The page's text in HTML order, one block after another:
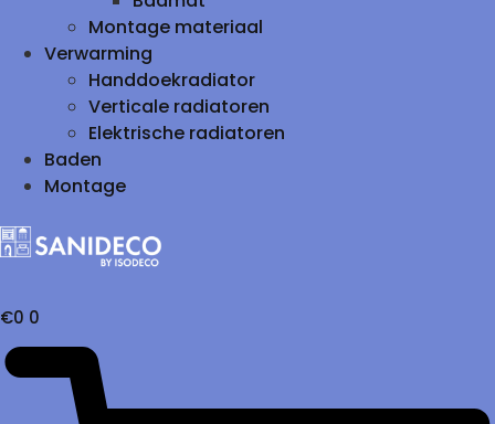
Montage materiaal
Verwarming
Handdoekradiator
Verticale radiatoren
Elektrische radiatoren
Baden
Montage
€0 0